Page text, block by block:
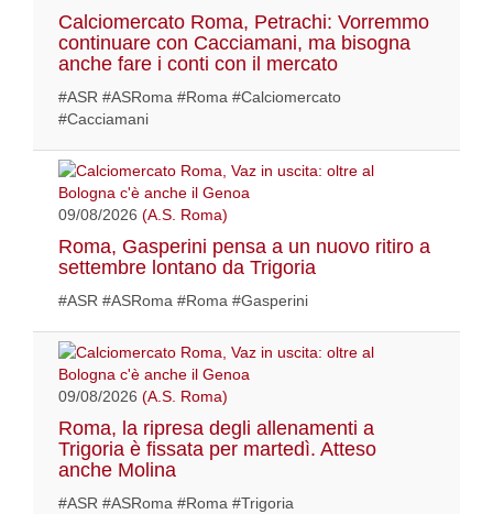
Calciomercato Roma, Petrachi: Vorremmo
continuare con Cacciamani, ma bisogna
anche fare i conti con il mercato
#ASR #ASRoma #Roma #Calciomercato
#Cacciamani
09/08/2026 (A.S. Roma)
Roma, Gasperini pensa a un nuovo ritiro a
settembre lontano da Trigoria
#ASR #ASRoma #Roma #Gasperini
09/08/2026 (A.S. Roma)
Roma, la ripresa degli allenamenti a
Trigoria è fissata per martedì. Atteso
anche Molina
#ASR #ASRoma #Roma #Trigoria